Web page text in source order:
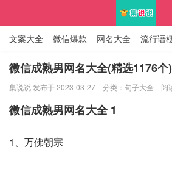
文案大全 微信爆款 网名大全 流行语
知识大全
微信成熟男网名大全(精选1176个)
集说说 发布于 2023-03-27 分类： 句子大全 阅
微信成熟男网名大全 1
1、万佛朝宗